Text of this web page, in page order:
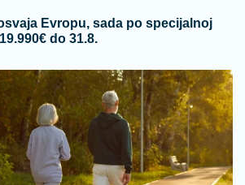
Evropu, sada po specijalnoj
do 31.8.